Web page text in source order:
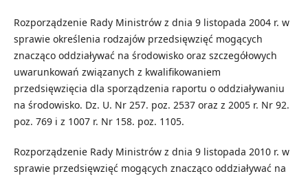
Rozporządzenie Rady Ministrów z dnia 9 listopada 2004 r. w
sprawie określenia rodzajów przedsięwzięć mogących
znacząco oddziaływać na środowisko oraz szczegółowych
uwarunkowań związanych z kwalifikowaniem
przedsięwzięcia dla sporządzenia raportu o oddziaływaniu
na środowisko. Dz. U. Nr 257. poz. 2537 oraz z 2005 r. Nr 92.
poz. 769 i z 1007 r. Nr 158. poz. 1105.
Rozporządzenie Rady Ministrów z dnia 9 listopada 2010 r. w
sprawie przedsięwzięć mogących znacząco oddziaływać na